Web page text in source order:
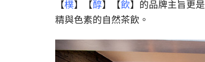
【樸】【醇】【飲】的品牌主旨更是
精與色素的自然茶飲。